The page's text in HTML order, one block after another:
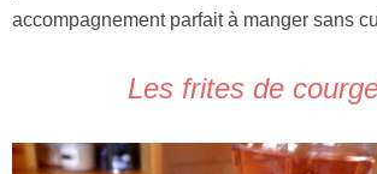
accompagnement parfait à manger sans
Les frites de